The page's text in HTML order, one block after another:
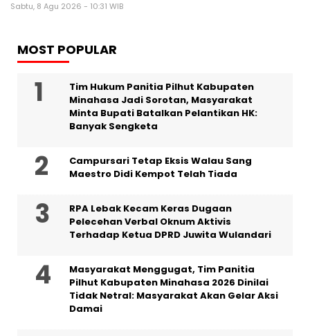
Sabtu, 8 Agu 2026 - 10:31 WIB
MOST POPULAR
Tim Hukum Panitia Pilhut Kabupaten
Minahasa Jadi Sorotan, Masyarakat
Minta Bupati Batalkan Pelantikan HK:
Banyak Sengketa
Campursari Tetap Eksis Walau Sang
Maestro Didi Kempot Telah Tiada
RPA Lebak Kecam Keras Dugaan
Pelecehan Verbal Oknum Aktivis
Terhadap Ketua DPRD Juwita Wulandari
Masyarakat Menggugat, Tim Panitia
Pilhut Kabupaten Minahasa 2026 Dinilai
Tidak Netral: Masyarakat Akan Gelar Aksi
Damai